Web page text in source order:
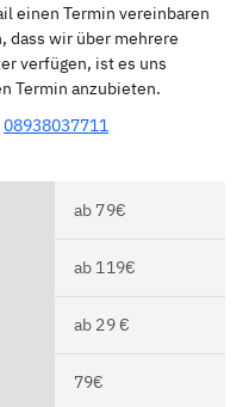
einen Termin vereinbaren
dass wir über mehrere
verfügen, ist es uns
Termin anzubieten.
08938037711
ab 79€
ab 119€
ab 29 €
79€